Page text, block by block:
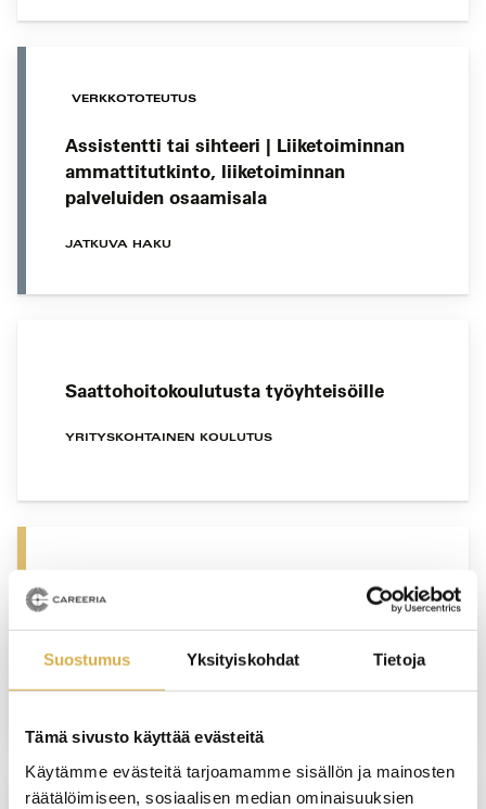
Suostumus Yksityiskohdat Tietoja
Tämä sivusto käyttää evästeitä
Käytämme evästeitä tarjoamamme sisällön ja mainosten
räätälöimiseen, sosiaalisen median ominaisuuksien
VERKKOTOTEUTUS
Assistentti tai sihteeri | Liiketoiminnan
ammattitutkinto, liiketoiminnan
palveluiden osaamisala
JATKUVA HAKU
Saattohoitokoulutusta työyhteisöille
YRITYSKOHTAINEN KOULUTUS
Matkailun asiakaspalvelija | Matkailualan
perustutkinto